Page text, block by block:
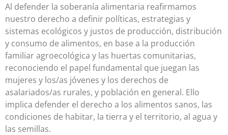
Al defender la soberanía alimentaria reafirmamos
nuestro derecho a definir políticas, estrategias y
sistemas ecológicos y justos de producción, distribución
y consumo de alimentos, en base a la producción
familiar agroecológica y las huertas comunitarias,
reconociendo el papel fundamental que juegan las
mujeres y los/as jóvenes y los derechos de
asalariados/as rurales, y población en general. Ello
implica defender el derecho a los alimentos sanos, las
condiciones de habitar, la tierra y el territorio, al agua y
las semillas.